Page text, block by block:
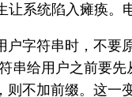
系统陷入瘫痪。
字符串时，不要
串给用户之前要
不加前缀。这一